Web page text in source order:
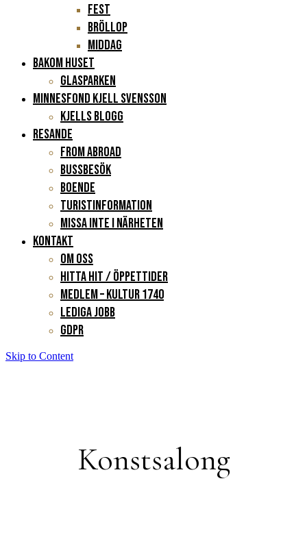
Fest
Bröllop
Middag
BAKOM HUSET
Glasparken
Minnesfond Kjell Svensson
KJELLS BLOGG
RESANDE
FROM ABROAD
Bussbesök
Boende
Turistinformation
Missa inte i närheten
KONTAKT
Om oss
Hitta hit / Öppettider
Medlem – Kultur 1740
Lediga jobb
GDPR
Skip to Content
Konstsalong